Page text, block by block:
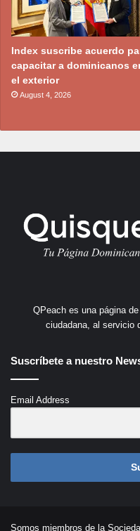
Index suscribe acuerdo
capacitar a dominicanos
el exterior
August 4, 2026
QPeach es una página
ciudadana, al servicio
Suscríbete a nuestro
Email Address
Somos miembros de la